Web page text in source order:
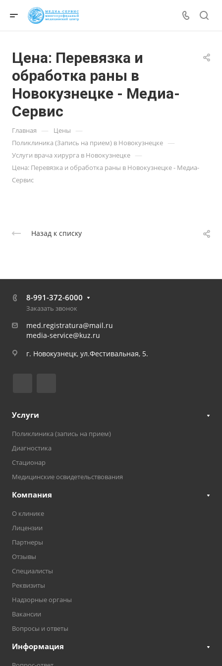
Цена: Перевязка и
обработка раны в
Новокузнецке - Медиа-
Сервис
Главная — Цены —
Поликлиника (Запись на прием) в Новокузнецке —
Услуги врача хирурга в Новокузнецке —
Цена: Перевязка и обработка раны в Новокузнецке - Медиа-
Сервис
Назад к списку
8-991-372-6000
Заказать звонок
med.registratura@mail.ru
media-service@kuz.ru
г. Новокузнецк, ул.Фестивальная, 5.
Услуги
Поликлиника (запись на прием)
Диагностика
Стационар
Медицинские освидетельствования
Компания
О клинике
Лицензии
Партнеры
Отзывы
Специалисты
Реквизиты
Надзорные органы
Вакансии
Вопросы и ответы
Информация